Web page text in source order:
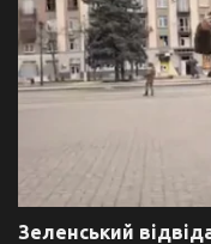
Зеленський